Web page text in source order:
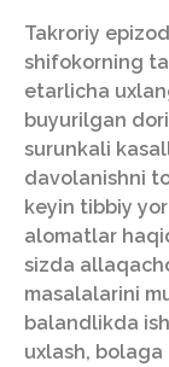
Takroriy
shifokorning
etarlicha
buyurilgan
surunkali
davolanishni
keyin tibbiy
alomatlar
sizda
masalalarini
balandlikda
uxlash, bolaga